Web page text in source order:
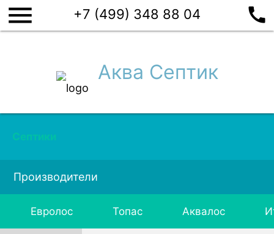
menu +7 (499) 348 88 04 call
Аква Септик
Септики
Производители
Евролос Топас Аквалос